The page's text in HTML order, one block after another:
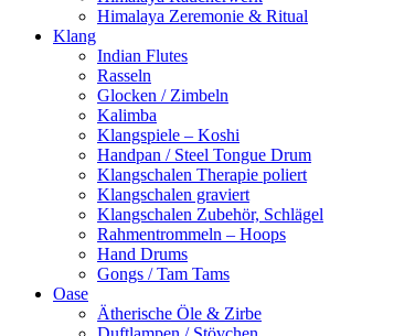
Himalaya Zeremonie & Ritual
Klang
Indian Flutes
Rasseln
Glocken / Zimbeln
Kalimba
Klangspiele – Koshi
Handpan / Steel Tongue Drum
Klangschalen Therapie poliert
Klangschalen graviert
Klangschalen Zubehör, Schlägel
Rahmentrommeln – Hoops
Hand Drums
Gongs / Tam Tams
Oase
Ätherische Öle & Zirbe